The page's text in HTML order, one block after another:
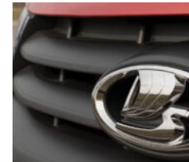
по короткому видеоролику,
социальной сети
пабликом…